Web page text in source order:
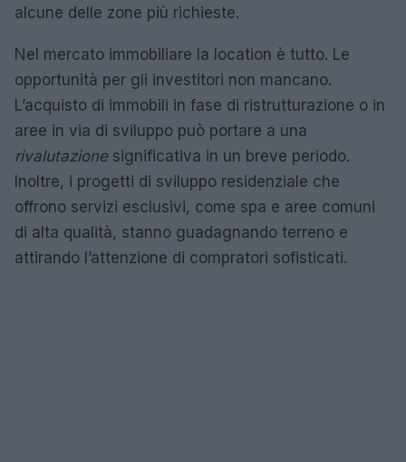
alcune delle zone più richieste.
Nel mercato immobiliare la location è tutto. Le
opportunità per gli investitori non mancano.
L’acquisto di immobili in fase di ristrutturazione o in
aree in via di sviluppo può portare a una
rivalutazionesignificativa in un breve periodo.
Inoltre, i progetti di sviluppo residenziale che
offrono servizi esclusivi, come spa e aree comuni
di alta qualità, stanno guadagnando terreno e
attirando l’attenzione di compratori sofisticati.